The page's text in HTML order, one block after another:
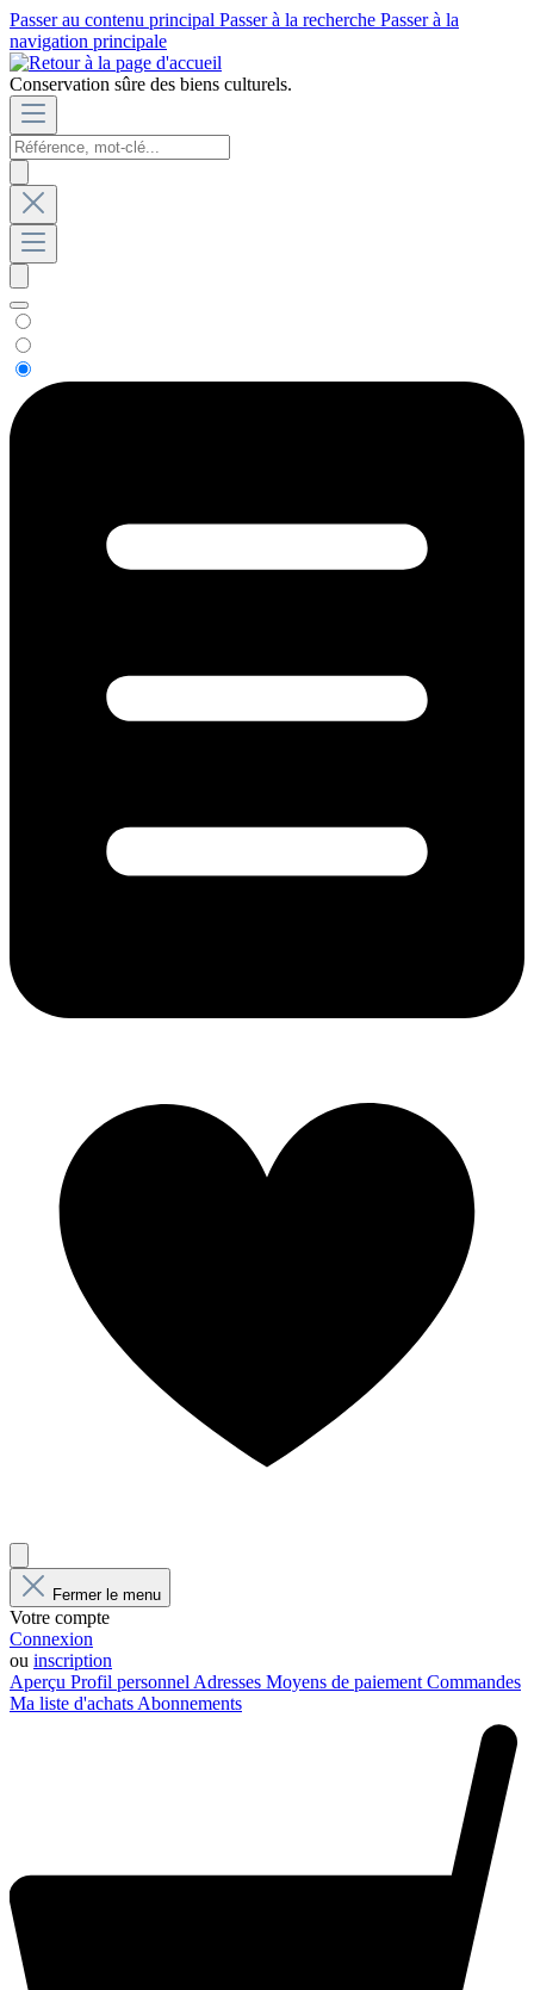
Passer au contenu principal Passer à la recherche Passer à la
navigation principale
Conservation sûre des biens culturels.
Fermer le menu
Votre compte
Connexion
ou inscription
Aperçu Profil personnel Adresses Moyens de paiement Commandes
Ma liste d'achats Abonnements